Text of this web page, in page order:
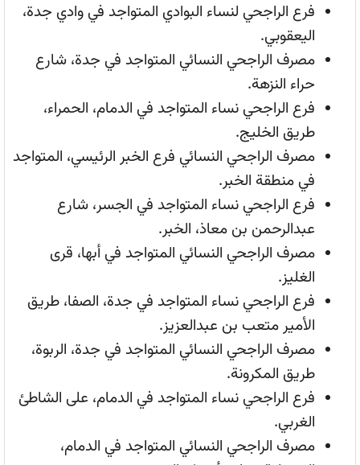
فرع الراجحي لنساء البوادي المتواجد في وادي جدة،
اليعقوبي.
مصرف الراجحي النسائي المتواجد في جدة، شارع
حراء النزهة.
فرع الراجحي نساء المتواجد في الدمام، الحمراء،
طريق الخليج.
مصرف الراجحي النسائي فرع الخبر الرئيسي، المتواجد
في منطقة الخبر.
فرع الراجحي نساء المتواجد في الجسر، شارع
عبدالرحمن بن معاذ، الخبر.
مصرف الراجحي النسائي المتواجد في أبها، قرى
الغليز.
فرع الراجحي نساء المتواجد في جدة، الصفا، طريق
الأمير متعب بن عبدالعزيز.
مصرف الراجحي النسائي المتواجد في جدة، الربوة،
طريق المكرونة.
فرع الراجحي نساء المتواجد في الدمام، على الشاطئ
الغربي.
مصرف الراجحي النسائي المتواجد في الدمام،